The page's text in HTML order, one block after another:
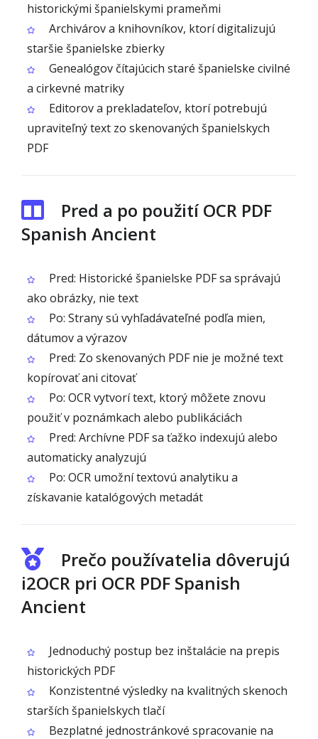
historickými španielskymi prameňmi
Archivárov a knihovníkov, ktorí digitalizujú
staršie španielske zbierky
Genealógov čítajúcich staré španielske civilné
a cirkevné matriky
Editorov a prekladateľov, ktorí potrebujú
upraviteľný text zo skenovaných španielskych
PDF
Pred a po použití OCR PDF
Spanish Ancient
Pred: Historické španielske PDF sa správajú
ako obrázky, nie text
Po: Strany sú vyhľadávateľné podľa mien,
dátumov a výrazov
Pred: Zo skenovaných PDF nie je možné text
kopírovať ani citovať
Po: OCR vytvorí text, ktorý môžete znovu
použiť v poznámkach alebo publikáciách
Pred: Archívne PDF sa ťažko indexujú alebo
automaticky analyzujú
Po: OCR umožní textovú analytiku a
získavanie katalógových metadát
Prečo používatelia dôverujú
i2OCR pri OCR PDF Spanish
Ancient
Jednoduchý postup bez inštalácie na prepis
historických PDF
Konzistentné výsledky na kvalitných skenoch
starších španielskych tlačí
Bezplatné jednostránkové spracovanie na